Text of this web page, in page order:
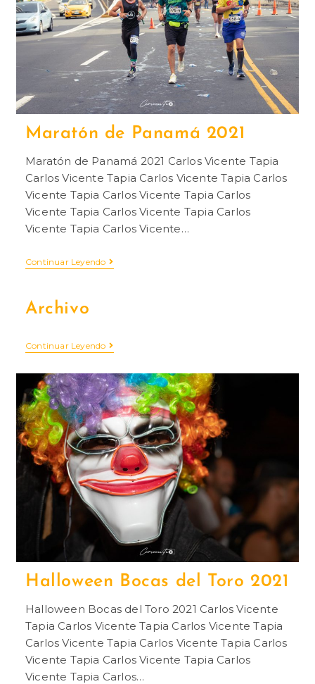
Maratón de Panamá 2021
Maratón de Panamá 2021 Carlos Vicente Tapia
Carlos Vicente Tapia Carlos Vicente Tapia Carlos
Vicente Tapia Carlos Vicente Tapia Carlos
Vicente Tapia Carlos Vicente Tapia Carlos
Vicente Tapia Carlos Vicente…
Continuar Leyendo
Archivo
Continuar Leyendo
Halloween Bocas del Toro 2021
Halloween Bocas del Toro 2021 Carlos Vicente
Tapia Carlos Vicente Tapia Carlos Vicente Tapia
Carlos Vicente Tapia Carlos Vicente Tapia Carlos
Vicente Tapia Carlos Vicente Tapia Carlos
Vicente Tapia Carlos…